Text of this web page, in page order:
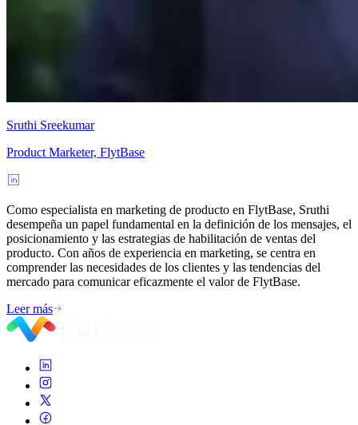
Sruthi Sreekumar
Product Marketer, FlytBase
Como especialista en marketing de producto en FlytBase, Sruthi
desempeña un papel fundamental en la definición de los mensajes, el
posicionamiento y las estrategias de habilitación de ventas del
producto. Con años de experiencia en marketing, se centra en
comprender las necesidades de los clientes y las tendencias del
mercado para comunicar eficazmente el valor de FlytBase.
Leer más